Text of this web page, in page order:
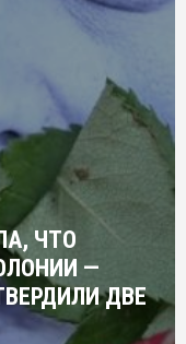
ЧТО
—
ДВЕ